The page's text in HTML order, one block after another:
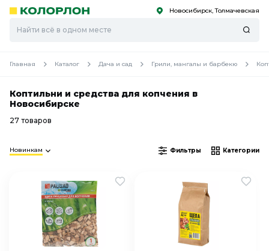
Скоро
Скоро Новосибирск, Толмачевская
Главная Каталог Дача и сад Грили, мангалы и барбекю
Коптильни и средства для копчения в
Новосибирске
27 товаров
Новинкам Фильтры Категории